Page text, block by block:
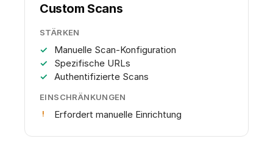
Custom Scans
STÄRKEN
Manuelle Scan-Konfiguration
Spezifische URLs
Authentifizierte Scans
EINSCHRÄNKUNGEN
Erfordert manuelle Einrichtung